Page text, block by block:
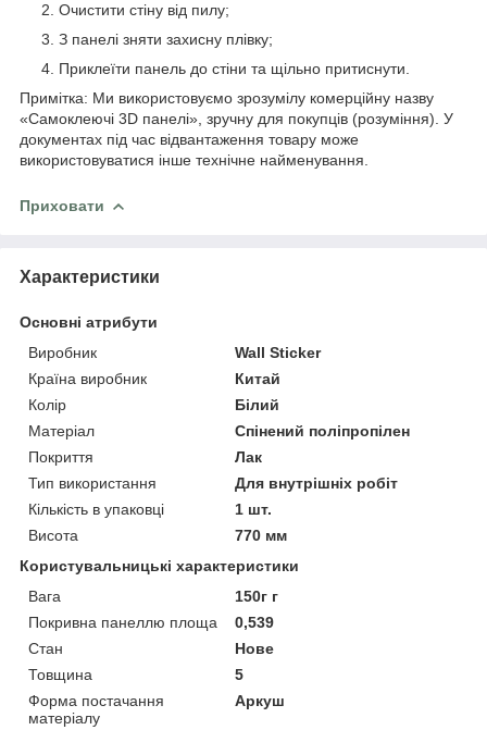
Очистити стіну від пилу;
З панелі зняти захисну плівку;
Приклеїти панель до стіни та щільно притиснути.
Примітка: Ми використовуємо зрозумілу комерційну назву
«Самоклеючі 3D панелі», зручну для покупців (розуміння). У
документах під час відвантаження товару може
використовуватися інше технічне найменування.
Приховати
Характеристики
Основні атрибути
Виробник
Wall Sticker
Країна виробник
Китай
Колір
Білий
Матеріал
Спінений поліпропілен
Покриття
Лак
Тип використання
Для внутрішніх робіт
Кількість в упаковці
1 шт.
Висота
770 мм
Користувальницькі характеристики
Вага
150г г
Покривна панеллю площа
0,539
Стан
Нове
Товщина
5
Форма постачання
матеріалу
Аркуш